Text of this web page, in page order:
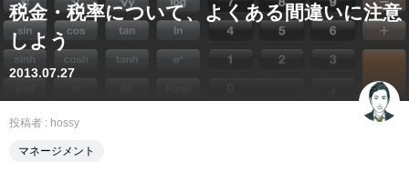
税金・税率について、よくある間違いに注意
しよう
2013.07.27
投稿者 : hossy
マネージメント